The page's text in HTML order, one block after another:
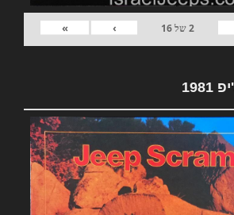
2של16
›
»